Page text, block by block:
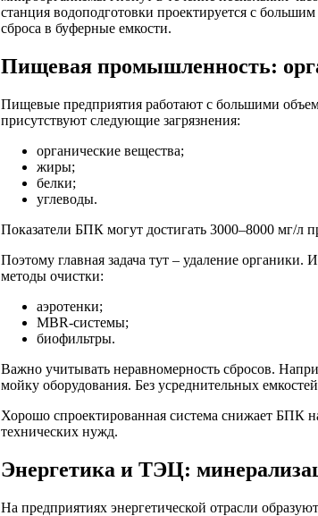
станция водоподготовки проектируется с
сброса в буферные емкости.
Пищевая промышленность:
Пищевые предприятия работают с большими
присутствуют следующие загрязнения:
органические вещества;
жиры;
белки;
углеводы.
Показатели БПК могут достигать 3000–8000 мг/л
Поэтому главная задача тут – удаление
методы очистки:
аэротенки;
MBR-системы;
биофильтры.
Важно учитывать неравномерность сбросов.
мойку оборудования. Без усреднительных
Хорошо спроектированная система снижает БПК
технических нужд.
Энергетика и ТЭЦ:
На предприятиях энергетической отрасли